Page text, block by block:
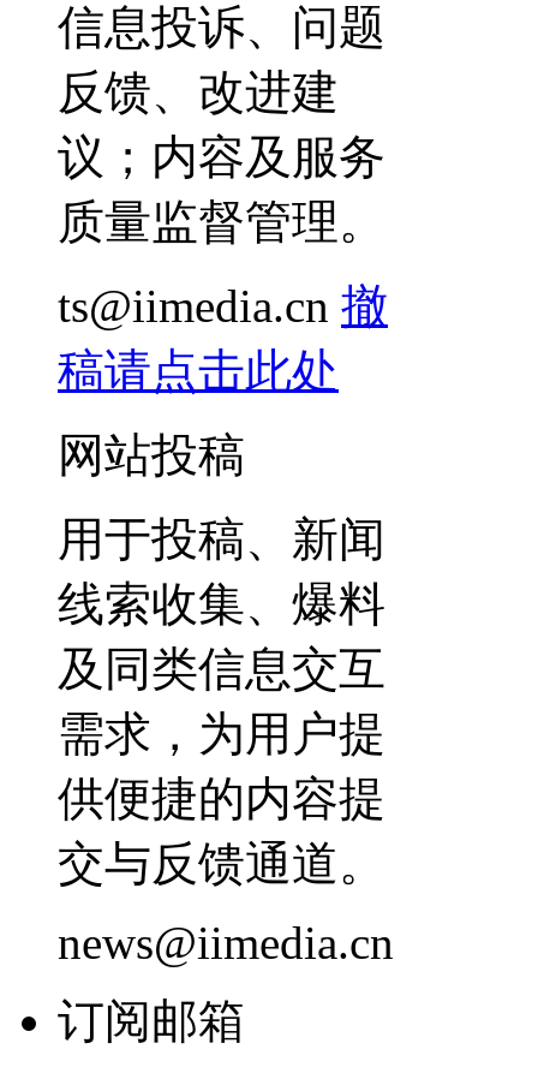
信息投诉、问题
反馈、改进建
议；内容及服务
质量监督管理。
ts@iimedia.cn 撤
稿请点击此处
网站投稿
用于投稿、新闻
线索收集、爆料
及同类信息交互
需求，为用户提
供便捷的内容提
交与反馈通道。
news@iimedia.cn
订阅邮箱